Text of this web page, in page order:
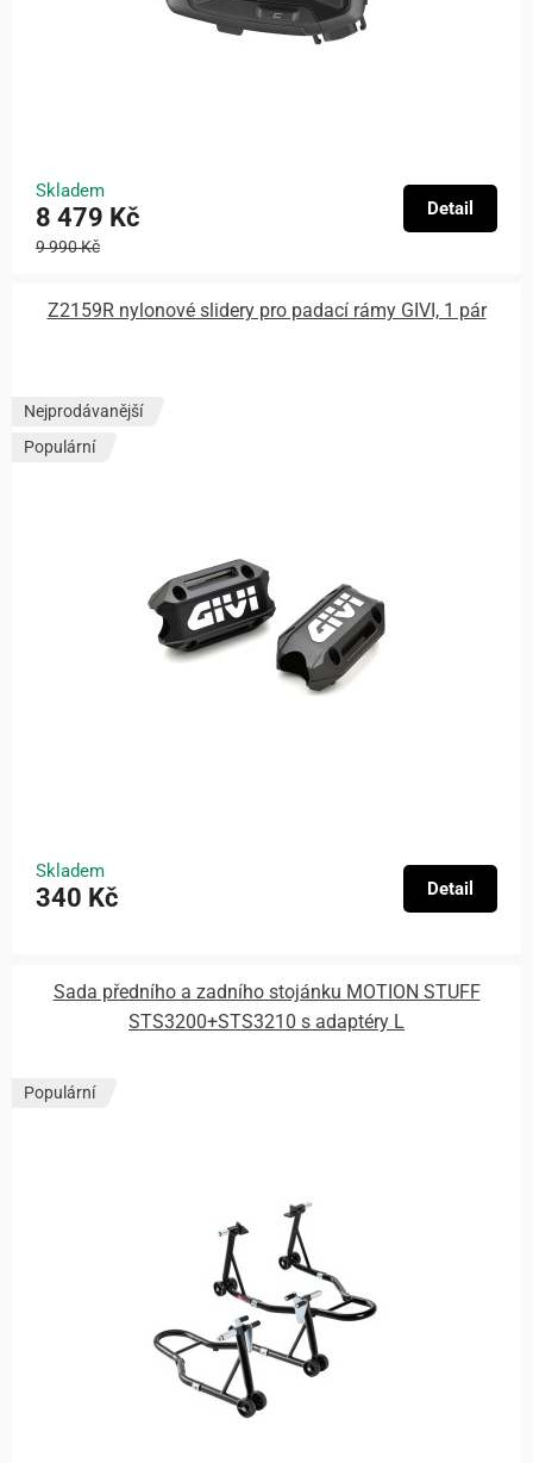
Skladem
8 479 Kč
9 990 Kč
Detail
Z2159R nylonové slidery pro padací rámy GIVI, 1 pár
Nejprodávanější
Populární
Skladem
340 Kč Detail
Sada předního a zadního stojánku MOTION STUFF
STS3200+STS3210 s adaptéry L
Populární